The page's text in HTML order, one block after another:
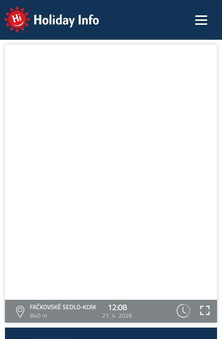
Holiday Info
FAČKOVSKÉ SEDLO-KĽAK
840 m
12:08
21. 4. 2026